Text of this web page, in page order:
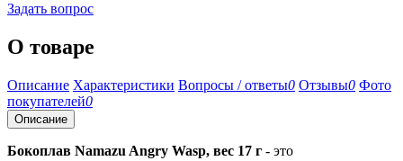
Задать вопрос
О товаре
Описание Характеристики Вопросы / ответы0 Отзывы0 Фото
покупателей0
Описание
Бокоплав Namazu Angry Wasp, вес 17 г - это